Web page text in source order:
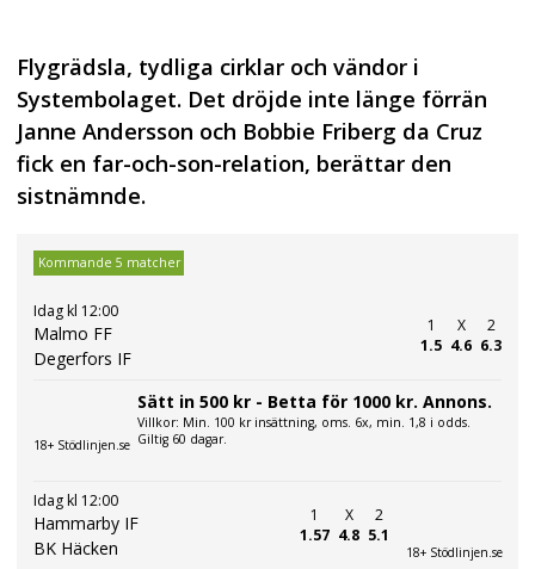
Flygrädsla, tydliga cirklar och vändor i
Systembolaget. Det dröjde inte länge förrän
Janne Andersson och Bobbie Friberg da Cruz
fick en far-och-son-relation, berättar den
sistnämnde.
Kommande 5 matcher
Idag kl 12:00
Malmo FF
Degerfors IF
1
1.5
X
4.6
2
6.3
18+ Stödlinjen.se
Sätt in 500 kr - Betta för 1000 kr. Annons.
Villkor: Min. 100 kr insättning, oms. 6x, min. 1,8 i odds.
Giltig 60 dagar.
Idag kl 12:00
Hammarby IF
BK Häcken
1
1.57
X
4.8
2
5.1
18+ Stödlinjen.se